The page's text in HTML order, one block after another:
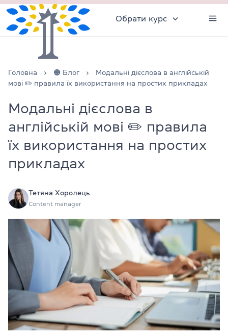
Обрати курс
Головна 🟠 Блог
Модальні дієслова в англійській
мові ✏️ правила їх використання на простих прикладах
Модальні дієслова в
англійській мові ✏️ правила
їх використання на простих
прикладах
Тетяна Хоролець
Content manager